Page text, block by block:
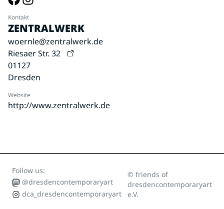
Kontakt
ZENTRALWERK
woernle@zentralwerk.de
Riesaer Str. 32
01127
Dresden
Website
http://www.zentralwerk.de
Follow us:
@dresdencontemporaryart
dca_dresdencontemporaryart
© friends of
dresdencontemporaryart
e.V.